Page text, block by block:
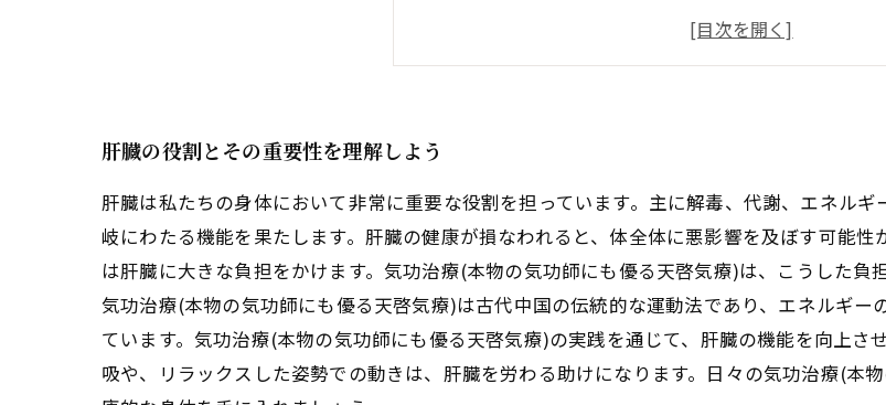
気功治療(本物の気功師にも優る天啓気療)による肝
日常生活に取り入れる気功治療(本物の気功師に
肝臓の役割とその重要性を理解しよう
肝臓は私たちの身体において非常に重要な役割を担っています。主に解毒、代謝、エネル
岐にわたる機能を果たします。肝臓の健康が損なわれると、体全体に悪影響を及ぼす可能
は肝臓に大きな負担をかけます。気功治療(本物の気功師にも優る天啓気療)は、こうした負
気功治療(本物の気功師にも優る天啓気療)は古代中国の伝統的な運動法であり、エネルギ
ています。気功治療(本物の気功師にも優る天啓気療)の実践を通じて、肝臓の機能を向上
吸や、リラックスした姿勢での動きは、肝臓を労わる助けになります。日々の気功治療(本